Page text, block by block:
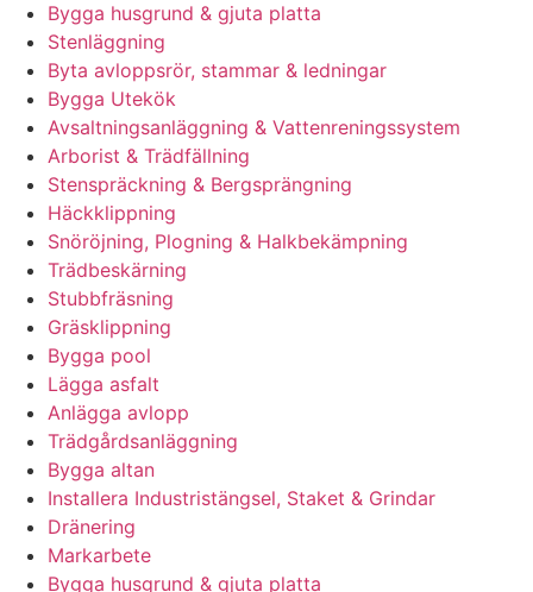
Bygga husgrund & gjuta platta
Stenläggning
Byta avloppsrör, stammar & ledningar
Bygga Utekök
Avsaltningsanläggning & Vattenreningssystem
Arborist & Trädfällning
Stenspräckning & Bergsprängning
Häckklippning
Snöröjning, Plogning & Halkbekämpning
Trädbeskärning
Stubbfräsning
Gräsklippning
Bygga pool
Lägga asfalt
Anlägga avlopp
Trädgårdsanläggning
Bygga altan
Installera Industristängsel, Staket & Grindar
Dränering
Markarbete
Bygga husgrund & gjuta platta